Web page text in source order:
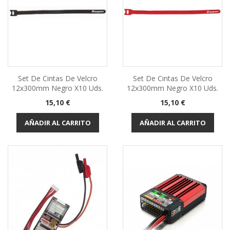
Set De Cintas De Velcro
12x300mm Negro X10 Uds.
Precio
15,10 €
AÑADIR AL CARRITO
Set De Cintas De Velcro
12x300mm Negro X10 Uds.
Precio
15,10 €
AÑADIR AL CARRITO